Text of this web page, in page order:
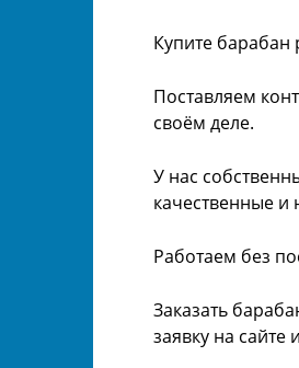
Купите
Поставляем
своём деле.
У нас
качественные и
Работаем без
Заказать
заявку на сайте